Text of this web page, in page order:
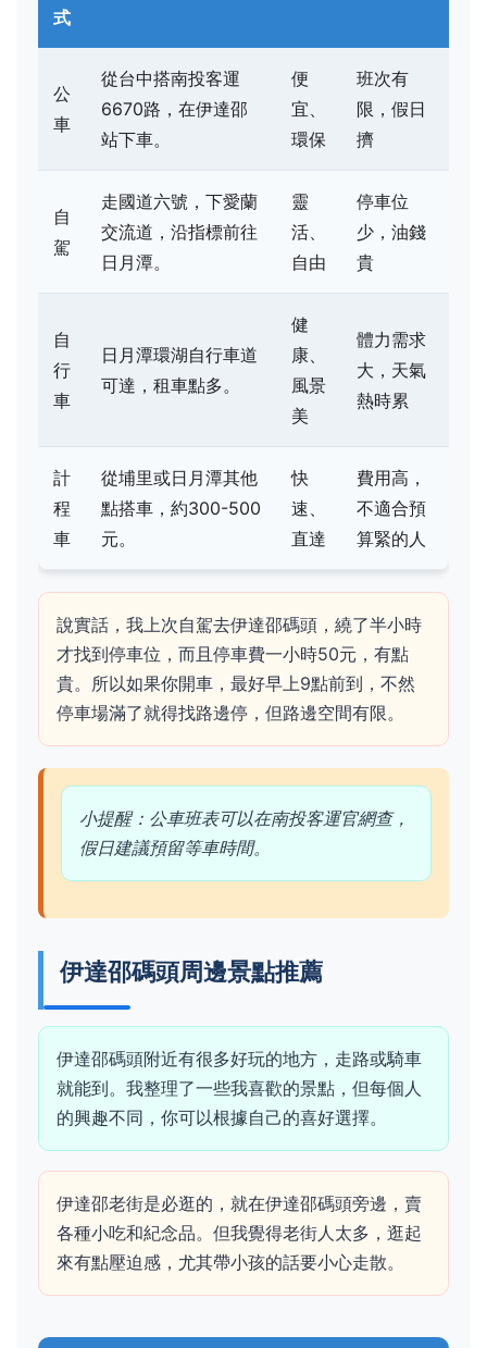
式
公
車
從台中搭南投客運
6670路，在伊達邵
站下車。
便
宜、
環保
班次有
限，假日
擠
自
駕
走國道六號，下愛蘭
交流道，沿指標前往
日月潭。
靈
活、
自由
停車位
少，油錢
貴
自
行
車
日月潭環湖自行車道
可達，租車點多。
健
康、
風景
美
體力需求
大，天氣
熱時累
計
程
車
從埔里或日月潭其他
點搭車，約300-500
元。
快
速、
直達
費用高，
不適合預
算緊的人
說實話，我上次自駕去伊達邵碼頭，繞了半小時
才找到停車位，而且停車費一小時50元，有點
貴。所以如果你開車，最好早上9點前到，不然
停車場滿了就得找路邊停，但路邊空間有限。
小提醒：公車班表可以在南投客運官網查，
假日建議預留等車時間。
伊達邵碼頭周邊景點推薦
伊達邵碼頭附近有很多好玩的地方，走路或騎車
就能到。我整理了一些我喜歡的景點，但每個人
的興趣不同，你可以根據自己的喜好選擇。
伊達邵老街是必逛的，就在伊達邵碼頭旁邊，賣
各種小吃和紀念品。但我覺得老街人太多，逛起
來有點壓迫感，尤其帶小孩的話要小心走散。